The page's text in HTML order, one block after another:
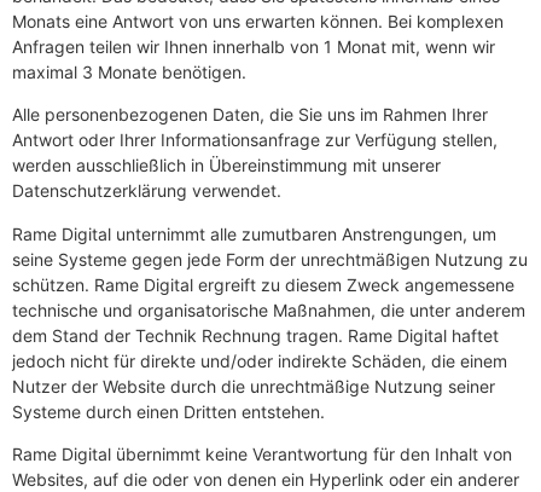
Monats eine Antwort von uns erwarten können. Bei komplexen
Anfragen teilen wir Ihnen innerhalb von 1 Monat mit, wenn wir
maximal 3 Monate benötigen.
Alle personenbezogenen Daten, die Sie uns im Rahmen Ihrer
Antwort oder Ihrer Informationsanfrage zur Verfügung stellen,
werden ausschließlich in Übereinstimmung mit unserer
Datenschutzerklärung verwendet.
Rame Digital unternimmt alle zumutbaren Anstrengungen, um
seine Systeme gegen jede Form der unrechtmäßigen Nutzung zu
schützen. Rame Digital ergreift zu diesem Zweck angemessene
technische und organisatorische Maßnahmen, die unter anderem
dem Stand der Technik Rechnung tragen. Rame Digital haftet
jedoch nicht für direkte und/oder indirekte Schäden, die einem
Nutzer der Website durch die unrechtmäßige Nutzung seiner
Systeme durch einen Dritten entstehen.
Rame Digital übernimmt keine Verantwortung für den Inhalt von
Websites, auf die oder von denen ein Hyperlink oder ein anderer